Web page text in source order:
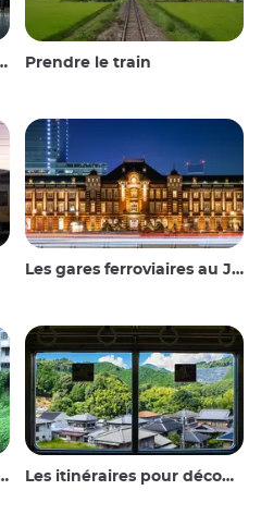
Prendre le train
Les gares ferroviaires au Japon
Les itinéraires pour découvrir le Japon